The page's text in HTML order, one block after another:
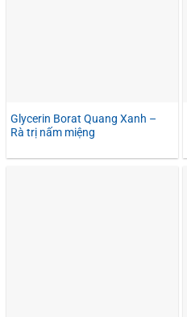
Glycerin Borat Quang Xanh –
Rà trị nấm miệng